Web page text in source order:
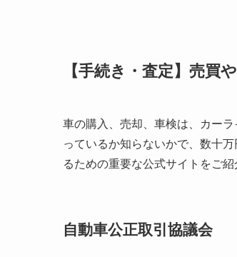
【手続き・査定】売買
車の購入、売却、車検は、カー
っているか知らないかで、数十
るための重要な公式サイトをご紹
自動車公正取引協議会